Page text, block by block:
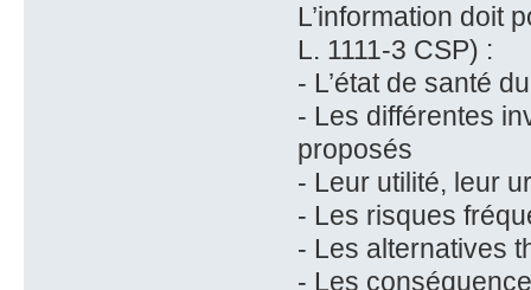
L’information doit
L. 1111-3 CSP) :
- L’état de santé
- Les différentes
proposés
- Leur utilité, leur
- Les risques
- Les alternatives
- Les